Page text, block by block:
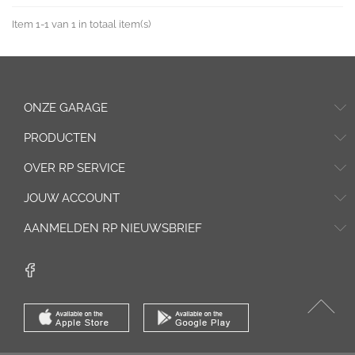
Item 1-1 van 1 in totaal item(s)
ONZE GARAGE
PRODUCTEN
OVER RP SERVICE
JOUW ACCOUNT
AANMELDEN RP NIEUWSBRIEF